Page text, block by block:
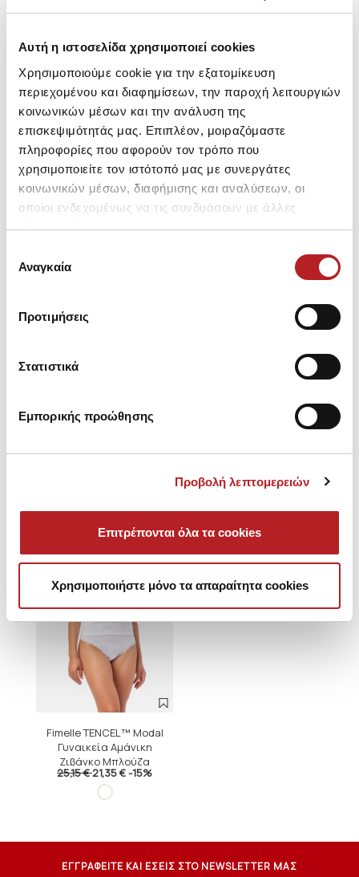
Αυτή η ιστοσελίδα χρησιμοποιεί cookies
Χρησιμοποιούμε cookie για την εξατομίκευση
περιεχομένου και διαφημίσεων, την παροχή λειτουργιών
κοινωνικών μέσων και την ανάλυση της
επισκεψιμότητάς μας. Επιπλέον, μοιραζόμαστε
πληροφορίες που αφορούν τον τρόπο που
χρησιμοποιείτε τον ιστότοπό μας με συνεργάτες
κοινωνικών μέσων, διαφήμισης και αναλύσεων, οι
οποίοι ενδεχομένως να τις συνδυάσουν με άλλες
πληροφορίες που τους έχετε παραχωρήσει ή τις οποίες
των υπηρεσιών τους.
συγκατάθεσης
Αναγκαία
Προτιμήσεις
Στατιστικά
Εμπορικής προώθησης
Προβολή λεπτομερειών
Επιτρέπονται όλα τα cookies
Χρησιμοποιήστε μόνο τα απαραίτητα cookies
Μπορεί να σου αρέσει επίσης
Fimelle TENCEL™ Modal
31,55 €
Fimelle TENCEL™ Modal
-30%
Fimelle TENCEL™ Modal
Γυναικεία Αμάνικη
Ζιβάγκο Μπλούζα
25,15 €21,35 €-15%
ΕΓΓΡΑΦΕΙΤΕ ΚΑΙ ΕΣΕΙΣ ΣΤΟ NEWSLETTER ΜΑΣ